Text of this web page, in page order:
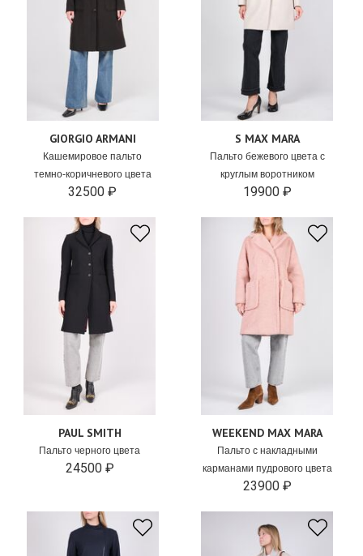
GIORGIO ARMANI
Кашемировое пальто
темно-коричневого цвета
32500 ₽
S MAX MARA
Пальто бежевого цвета с
круглым воротником
19900 ₽
PAUL SMITH
Пальто черного цвета
24500 ₽
WEEKEND MAX MARA
Пальто с накладными
карманами пудрового цвета
23900 ₽